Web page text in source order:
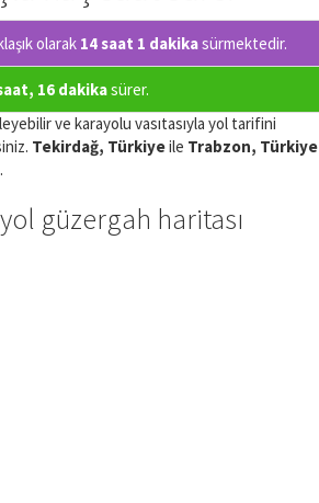
olarak 14 saat 1 dakikasürmektedir.
16 dakikasürer.
ve karayolu vasıtasıyla yol tarifini
Tekirdağ, Türkiyeile Trabzon, Türkiye
güzergah haritası